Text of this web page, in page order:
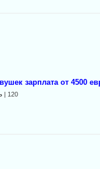
зарплата от 4500
| 120